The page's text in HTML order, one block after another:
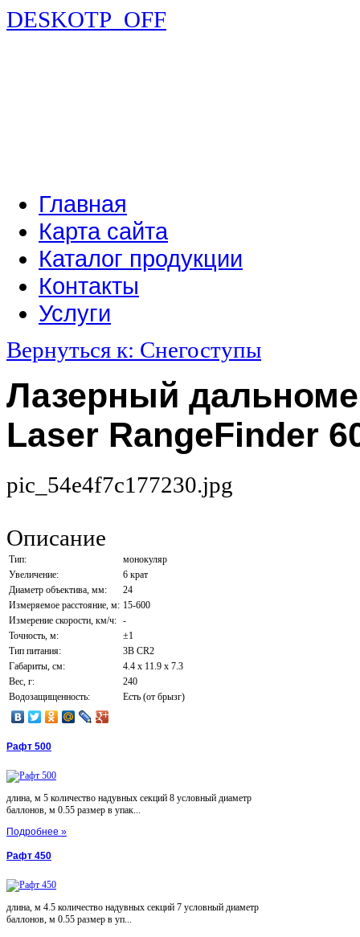
DESKOTP_OFF
Главная
Карта сайта
Каталог продукции
Контакты
Услуги
Вернуться к: Снегоступы
Лазерный
Laser RangeFinder
pic_54e4f7c177230.jpg
Описание
Тип:
монокуляр
Увеличение:
6 крат
Диаметр объектива, мм:
24
Измеряемое расстояние, м: 15-600
Измерение скорости, км/ч: -
Точность, м:
±1
Тип питания:
3В CR2
Габариты, см:
4.4 x 11.9 x 7.3
Вес, г:
240
Водозащищенность:
Есть (от брызг)
Рафт 500
длина, м 5 количество надувных секций 8 условный диаметр
баллонов, м 0.55 размер в упак...
Подробнее »
Рафт 450
длина, м 4.5 количество надувных секций 7 условный диаметр
баллонов, м 0.55 размер в уп...